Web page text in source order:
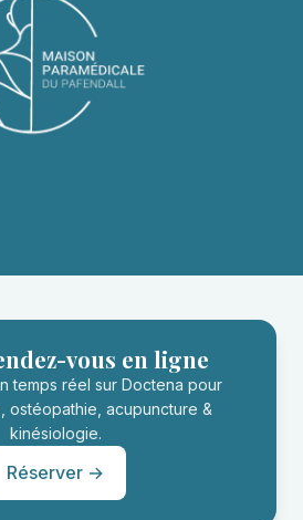
vous en ligne
temps réel sur Doctena pour
ostéopathie, acupuncture &
kinésiologie.
Réserver →